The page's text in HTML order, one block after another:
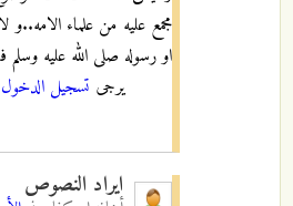
مجمع عليه من علماء الامه..و
او رسوله صلى الله عليه
يرجى تسجيل الدخول
ايراد النصوص